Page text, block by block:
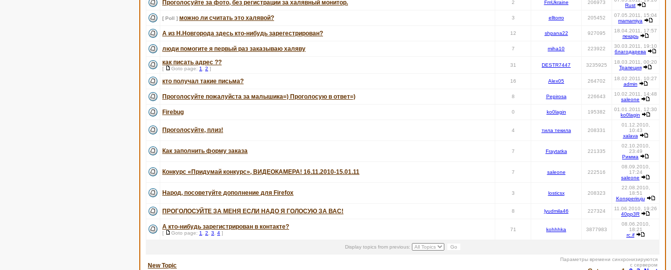
Проголосуйте за фото, без регистрации за халявный монитор. 2 FmUkraine 206973
Rust
[ Poll ] можно ли считать это халявой? 3 elltorro 205452
07.05.2011, 15:04
mamamiya
А из Н.Новгорода здесь кто-нибудь зарегестрирован? 12 shpana22 927095
18.04.2011, 17:57
пекарь
люди помогите я первый раз заказываю халяву 7 miha10 223922
30.03.2011, 19:10
благодарева
как писать адрес ??
[ Goto page: 1 2 ]
31 DESTR7447 3235925
18.03.2011, 00:20
Трапеция
кто получал такие письма? 16 Alex05 264702
18.02.2011, 10:27
admin
Проголосуйте пожалуйста за малышика=) Проголосую в ответ=) 8 Pepirosa 226643
10.02.2011, 14:48
saleone
Firebug 0 ko0lagin 195382
01.01.2011, 12:30
ko0lagin
Проголосуйте, плиз! 4 тила текила 208331
01.12.2010,
10:43
xalava
Как заполнить форму заказа 7 Fraytatka 221335
02.10.2010,
23:49
Римма
Конкурс «Придумай конкурс», ВИДЕОКАМЕРА! 16.11.2010-15.01.11 7 saleone 222516
08.09.2010,
17:24
saleone
Народ, посоветуйте дополнение для Firefox 3 losticsx 208323
22.08.2010,
18:51
Konsperiruju
ПРОГОЛОСУЙТЕ ЗА МЕНЯ ЕСЛИ НАДО Я ГОЛОСУЮ ЗА ВАС! 8 lyudmila46 227324
11.06.2010, 19:26
40pp3R
А кто-нибудь зарегистрирован в контакте?
[ Goto page: 1 2 3 4 ]
71 kohhhka 3877983
08.06.2010,
18:21
rc.if
Display topics from previous:
New Topic
Параметры времени синхронизируются
с сервером